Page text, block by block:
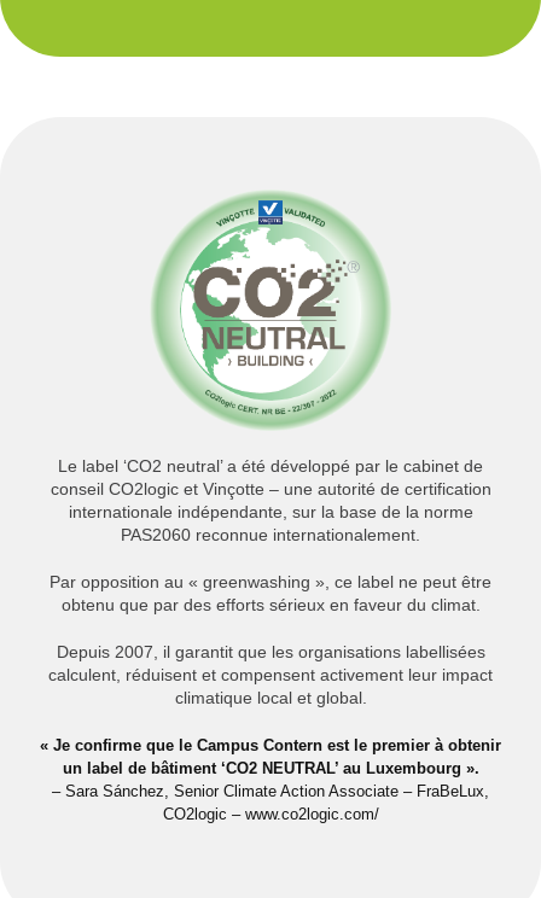
Le label ‘CO2 neutral’ a été développé par le cabinet de
conseil CO2logic et Vinçotte – une autorité de certification
internationale indépendante, sur la base de la norme
PAS2060 reconnue internationalement.
Par opposition au « greenwashing », ce label ne peut être
obtenu que par des efforts sérieux en faveur du climat.
Depuis 2007, il garantit que les organisations labellisées
calculent, réduisent et compensent activement leur impact
climatique local et global.
« Je confirme que le Campus Contern est le premier à obtenir
un label de bâtiment ‘CO2 NEUTRAL’ au Luxembourg ».
– Sara Sánchez, Senior Climate Action Associate – FraBeLux,
CO2logic – www.co2logic.com/